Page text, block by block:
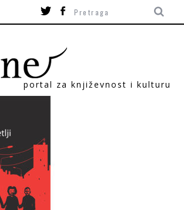
portal za književnost i kulturu